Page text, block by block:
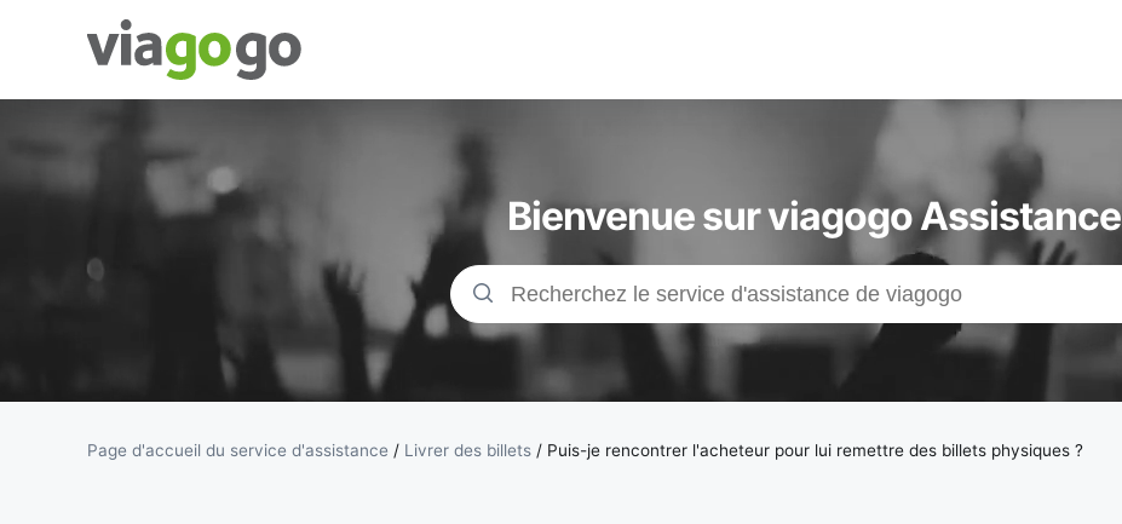
Billets -
Billet pour
concerts,
événements
sportifs et
théâtre |
Bienvenue sur viagogo Assistance
Page d'accueil du service d'assistance / Livrer des billets / Puis-je rencontrer l'acheteur pour lui remettre des billets physiques ?